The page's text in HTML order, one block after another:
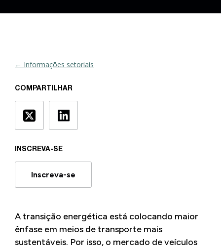
← Informações setoriais
COMPARTILHAR
INSCREVA-SE
Inscreva-se
A transição energética está colocando maior
ênfase em meios de transporte mais
sustentáveis. Por isso, o mercado de veículos